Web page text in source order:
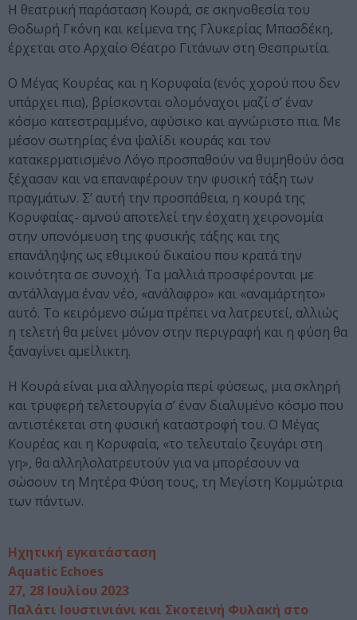
Η θεατρική παράσταση Κουρά, σε σκηνοθεσία του
Θοδωρή Γκόνη και κείμενα της Γλυκερίας Μπασδέκη,
έρχεται στο Αρχαίο Θέατρο Γιτάνων στη Θεσπρωτία.
Ο Μέγας Κουρέας και η Κορυφαία (ενός χορού που δεν
υπάρχει πια), βρίσκονται ολομόναχοι μαζί σ’ έναν
κόσμο κατεστραμμένο, αφύσικο και αγνώριστο πια. Με
μέσον σωτηρίας ένα ψαλίδι κουράς και τον
κατακερματισμένο Λόγο προσπαθούν να θυμηθούν όσα
ξέχασαν και να επαναφέρουν την φυσική τάξη των
πραγμάτων. Σ’ αυτή την προσπάθεια, η κουρά της
Κορυφαίας- αμνού αποτελεί την έσχατη χειρονομία
στην υπονόμευση της φυσικής τάξης και της
επανάληψης ως εθιμικού δικαίου που κρατά την
κοινότητα σε συνοχή. Τα μαλλιά προσφέρονται με
αντάλλαγμα έναν νέο, «ανάλαφρο» και «αναμάρτητο»
αυτό. Το κειρόμενο σώμα πρέπει να λατρευτεί, αλλιώς
η τελετή θα μείνει μόνον στην περιγραφή και η φύση θα
ξαναγίνει αμείλικτη.
Η Κουρά είναι μια αλληγορία περί φύσεως, μια σκληρή
και τρυφερή τελετουργία σ’ έναν διαλυμένο κόσμο που
αντιστέκεται στη φυσική καταστροφή του. Ο Μέγας
Κουρέας και η Κορυφαία, «το τελευταίο ζευγάρι στη
γη», θα αλληλολατρευτούν για να μπορέσουν να
σώσουν τη Μητέρα Φύση τους, τη Μεγίστη Κομμώτρια
των πάντων.
Ηχητική εγκατάσταση
Aquatic Echoes
27, 28 Ιουλίου 2023
Παλάτι Ιουστινιάνι και Σκοτεινή Φυλακή στο